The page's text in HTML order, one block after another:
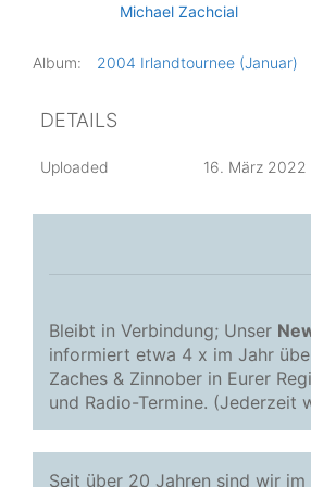
Michael Zachcial
Album: 2004 Irlandtournee (Januar)
DETAILS
Uploaded 16. März 2022
Bleibt in Verbindung; Unser
informiert etwa 4 x im Jahr
Zaches & Zinnober in Eurer
und Radio-Termine. (Jederzeit
Seit über 20 Jahren sind wir im